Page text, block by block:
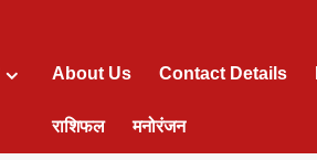
About Us Contact Details
राशिफल मनोरंजन